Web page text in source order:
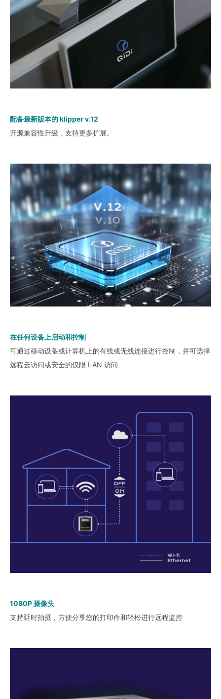
配备最新版本的 klipper v.12
开源兼容性升级，支持更多扩展。
在任何设备上启动和控制
可通过移动设备或计算机上的有线或无线连接进行控制，并可选择
远程云访问或安全的仅限 LAN 访问
1080P 摄像头
支持延时拍摄，方便分享您的打印件和轻松进行远程监控